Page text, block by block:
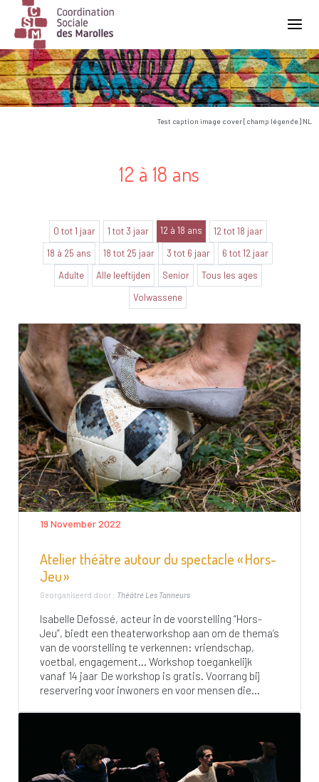
Main Navigation
Test caption image cover [champ légende] NL
12 à 18 ans
0 tot 1 jaar 1 tot 3 jaar 12 à 18 ans
12 tot 18 jaar
18 à 25 ans
18 tot 25 jaar 3 tot 6 jaar
6 tot 12 jaar
Adulte
Alle leeftijden Senior
Tous les ages
Volwassene
19 November 2022
Atelier théâtre autour du spectacle « Hors-
Jeu »
Georganiseerd door : Théâtre Les Tanneurs
Isabelle Defossé, acteur in de voorstelling “Hors-
Jeu”, biedt een theaterworkshop aan om de thema’s
van de voorstelling te verkennen: vriendschap,
voetbal, engagement… Workshop toegankelijk
vanaf 14 jaar De workshop is gratis. Voorrang bij
reservering voor inwoners en voor mensen die...